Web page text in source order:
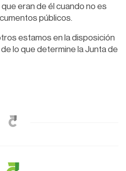
eran de él cuando no es
públicos.
estamos en la disposición
lo que determine la Junta de